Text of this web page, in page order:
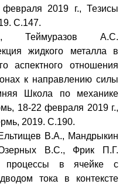
2019 г., Тезисы
С.147.
Теймуразов А.С.
жидкого металла в
аспектного отношения
к направлению силы
Школа по механике
18-22 февраля 2019 г.,
2019. С.190.
В.А., Мандрыкин
В.С., Фрик П.Г.
процессы в ячейке с
тока в контексте